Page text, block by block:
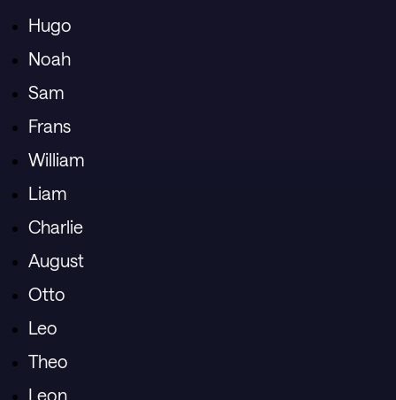
Hugo
Noah
Sam
Frans
William
Liam
Charlie
August
Otto
Leo
Theo
Leon